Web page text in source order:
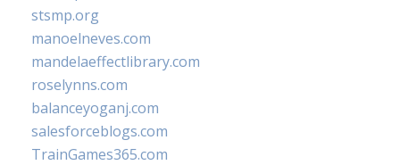
stsmp.org
manoelneves.com
mandelaeffectlibrary.com
roselynns.com
balanceyoganj.com
salesforceblogs.com
TrainGames365.com